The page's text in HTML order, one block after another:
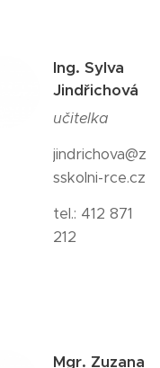
Ing. Sylva
Jindřichová
učitelka
jindrichova@z
sskolni-rce.cz
tel.: 412 871
212
Mgr. Zuzana